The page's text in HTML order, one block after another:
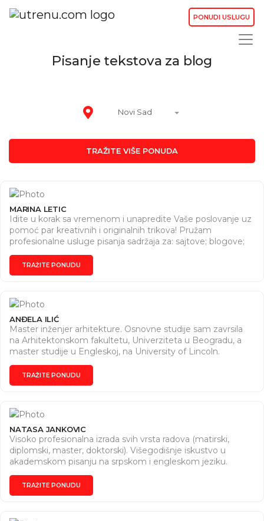
PONUDI USLUGU
Pisanje tekstova za blog
Novi Sad
TRAŽITE VIŠE PONUDA
MARINA LETIC
Idite u korak sa vremenom i unapredite Vaše poslovanje uz
pomoć par kreativnih i originalnih trikova! Pružam
profesionalne usluge pisanja sadržaja za: sajtove; blogove;
društvene mreže; reklamni materijal; brošure, flajere i
kataloge Kao novinar sa višegodišnjim iskustvom rada na
televiziji i web portalima pišem članke i tekstove na različite
antagonist122@gmail.com
TRAŽITE PONUDU
ANĐELA ILIĆ
Master inženjer arhitekture. Osnovne studije sam zavrsila
na Arhitektonskom fakultetu, Univerziteta u Beogradu, a
master studije u Engleskoj, na University of Lincoln.
Grafičkim dizajnom se bavim od 18. godine, kroz studije i
razne kurseve. Dizajniram reklamne materijale, vizit kartice,
sve vrste logo dizajna i slično. Za sve informacije me
41 01 ili putem mejla ilicandjela007@gmail.com.
TRAŽITE PONUDU
NATASA JANKOVIC
Visoko profesionalna izrada svih vrsta radova (matirski,
diplomski, master, doktorski). Višegodišnje iskustvo u
akademskom pisanju na srpskom i engleskom jeziku.
Prednost imaju društvene nauke
TRAŽITE PONUDU